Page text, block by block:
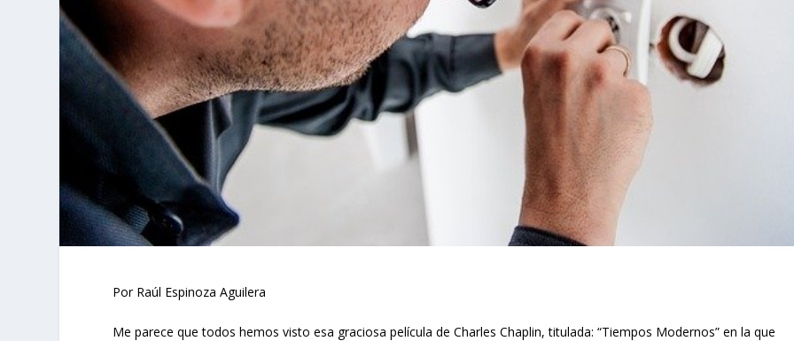
Por Raúl Espinoza Aguilera
Me parece que todos hemos visto esa graciosa película de Charles Chaplin, titulada: “Tiempos Modernos” en la que